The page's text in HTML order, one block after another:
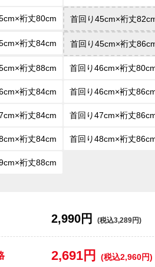
裄丈80cm 首回り45cm×裄丈
裄丈84cm 首回り45cm×裄丈
裄丈88cm 首回り46cm×裄丈
裄丈84cm 首回り46cm×裄丈
裄丈84cm 首回り47cm×裄丈
裄丈84cm 首回り48cm×裄丈
裄丈88cm
2,990円 (税込3,289円)
2,691円 (税込2,960円)